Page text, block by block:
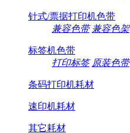
针式/票据打印机色带
兼容色带 兼容色架
标签机色带
打印标签 原装色带
条码打印机耗材
速印机耗材
其它耗材